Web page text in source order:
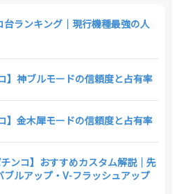
台ランキング｜現行機種最強の人
】神ブルモードの信頼度と占有率
】金木犀モードの信頼度と占有率
チンコ】おすすめカスタム解説｜先
ブルアップ・V-フラッシュアップ